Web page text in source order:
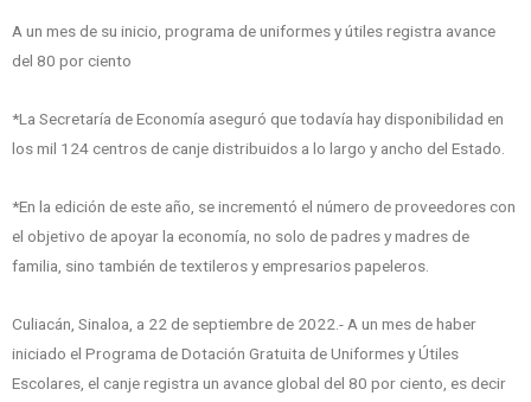
A un mes de su inicio, programa de uniformes y útiles registra avance
del 80 por ciento
*La Secretaría de Economía aseguró que todavía hay disponibilidad en
los mil 124 centros de canje distribuidos a lo largo y ancho del Estado.
*En la edición de este año, se incrementó el número de proveedores con
el objetivo de apoyar la economía, no solo de padres y madres de
familia, sino también de textileros y empresarios papeleros.
Culiacán, Sinaloa, a 22 de septiembre de 2022.- A un mes de haber
iniciado el Programa de Dotación Gratuita de Uniformes y Útiles
Escolares, el canje registra un avance global del 80 por ciento, es decir